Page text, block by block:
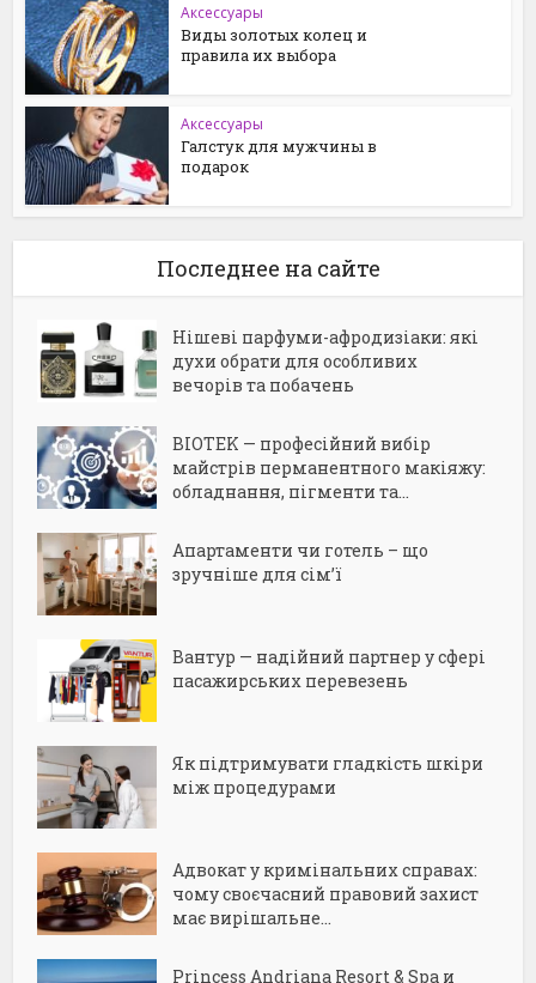
Аксессуары
Виды золотых колец и
правила их выбора
Аксессуары
Галстук для мужчины в
подарок
Последнее на сайте
Нішеві парфуми-афродизіаки: які
духи обрати для особливих
вечорів та побачень
BIOTEK — професійний вибір
майстрів перманентного макіяжу:
обладнання, пігменти та...
Апартаменти чи готель – що
зручніше для сім’ї
Вантур — надійний партнер у сфері
пасажирських перевезень
Як підтримувати гладкість шкіри
між процедурами
Адвокат у кримінальних справах:
чому своєчасний правовий захист
має вирішальне...
Princess Andriana Resort & Spa и